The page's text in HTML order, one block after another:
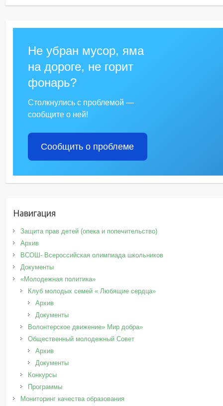
Не убран мусор, яма
на дороге, не горит
фонарь?
Столкнулись с проблемой —
сообщите о ней!
Сообщить о проблеме
Навигация
Защита прав детей (опека и попечительство)
Архив
ВСОШ- Всероссийская олимпиада школьников
Документы
«Молодежная политика»
Клуб молодых семей « Любящие сердца»
Архив
Документы
Волонтерское движение» Мир добра»
Общественный молодежный Совет
Архив
Документы
Конкурсы
Программы
Мониторинг качества образования